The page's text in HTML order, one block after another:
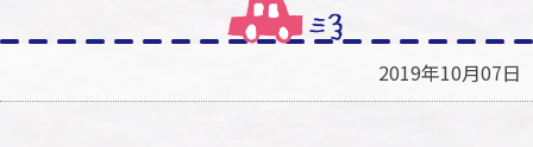
2019年10月07日